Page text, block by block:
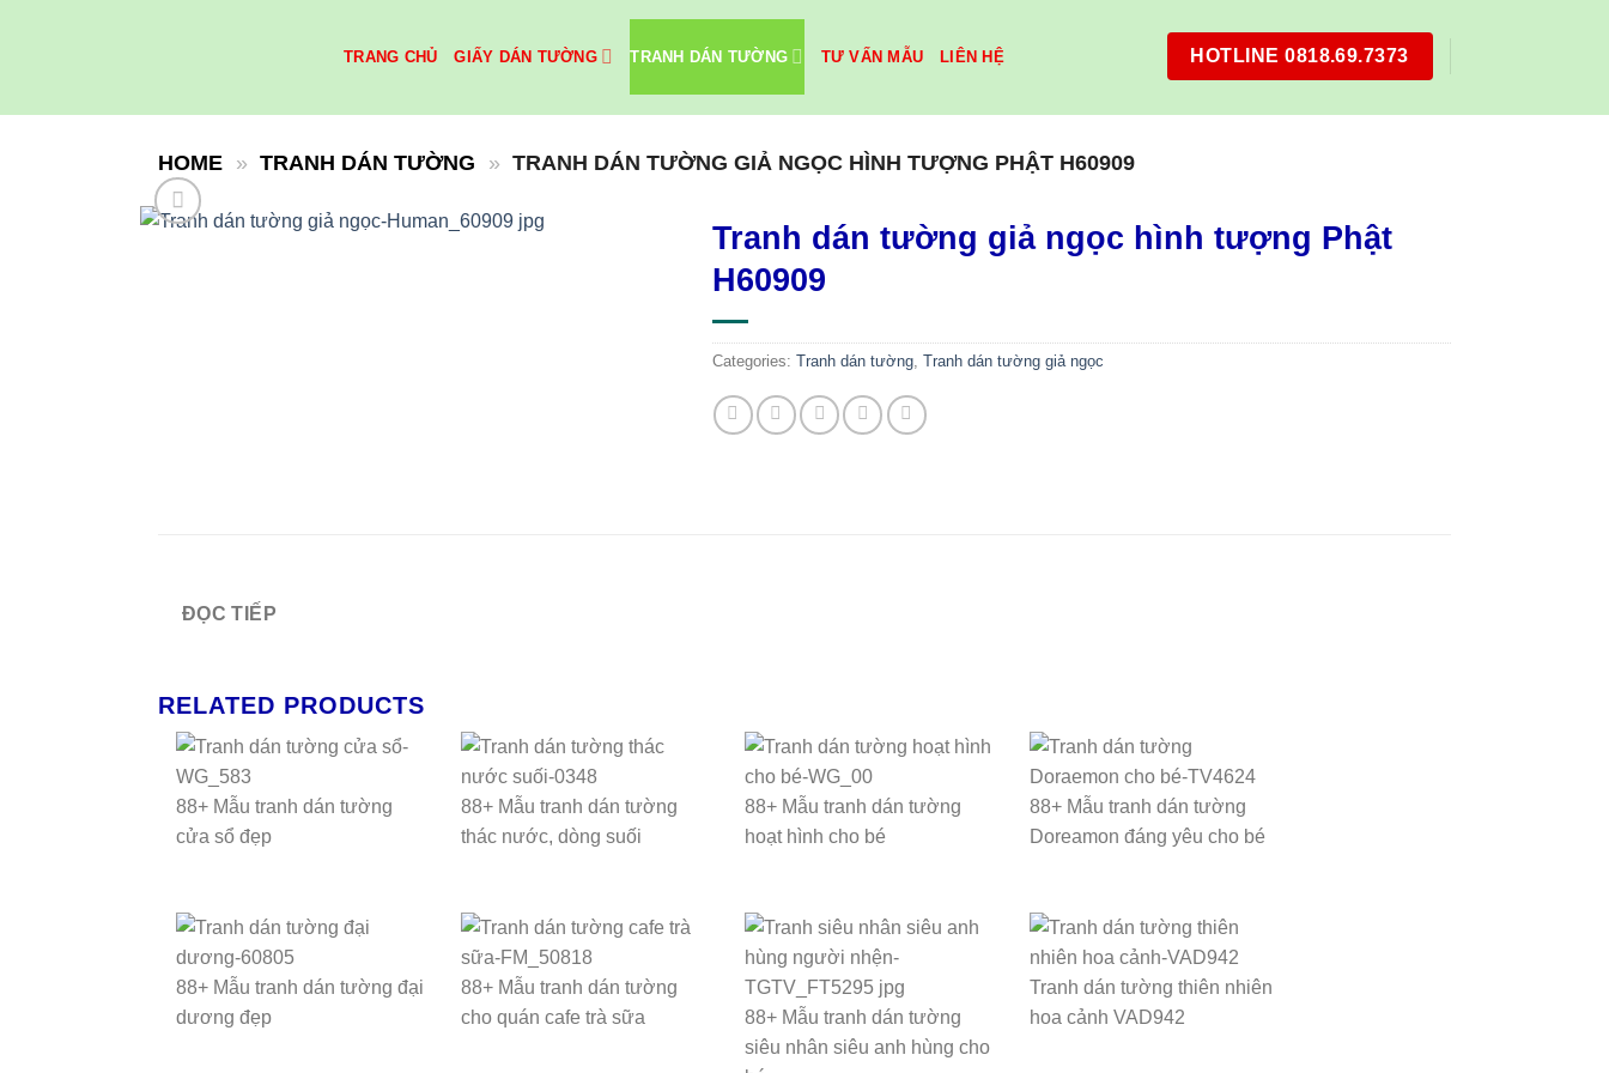
TRANG CHỦ GIẤY DÁN TƯỜNG TRANH DÁN TƯỜNG TƯ VẤN MẪU LIÊN HỆ HOTLINE 0818.69.7373
HOME » TRANH DÁN TƯỜNG » TRANH DÁN TƯỜNG GIẢ NGỌC HÌNH TƯỢNG PHẬT H60909
Tranh dán tường giả ngọc hình tượng Phật
H60909
Categories: Tranh dán tường, Tranh dán tường giả ngọc
ĐỌC TIẾP
RELATED PRODUCTS
88+ Mẫu tranh dán tường
cửa sổ đẹp
88+ Mẫu tranh dán tường
thác nước, dòng suối
88+ Mẫu tranh dán tường
hoạt hình cho bé
88+ Mẫu tranh dán tường
Doreamon đáng yêu cho bé
88+ Mẫu tranh dán tường đại
dương đẹp
88+ Mẫu tranh dán tường
cho quán cafe trà sữa
88+ Mẫu tranh dán tường
siêu nhân siêu anh hùng cho
Tranh dán tường thiên nhiên
hoa cảnh VAD942